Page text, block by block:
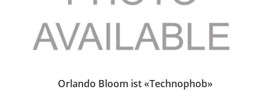
Orlando Bloom ist «Technophob»